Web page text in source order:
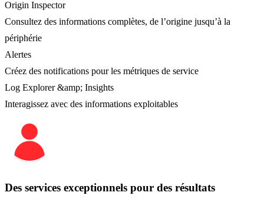
Origin Inspector
Consultez des informations complètes, de l’origine jusqu’à la
périphérie
Alertes
Créez des notifications pour les métriques de service
Log Explorer &amp; Insights
Interagissez avec des informations exploitables
Des services exceptionnels pour des résultats